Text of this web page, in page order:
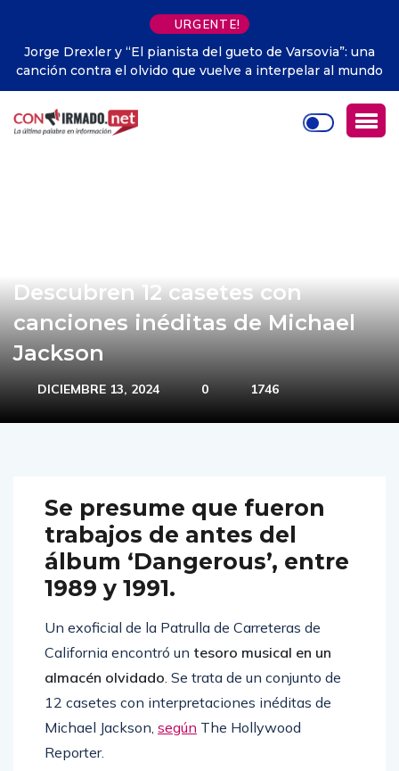
URGENTE!
Jorge Drexler y “El pianista del gueto de Varsovia”: una
canción contra el olvido que vuelve a interpelar al mundo
Descubren 12 casetes con
canciones inéditas de Michael
Jackson
DICIEMBRE 13, 2024 0 1746
Se presume que fueron
trabajos de antes del
álbum ‘Dangerous’, entre
1989 y 1991.
Un exoficial de la Patrulla de Carreteras de
California encontró un tesoro musical en un
almacén olvidado. Se trata de un conjunto de
12 casetes con interpretaciones inéditas de
Michael Jackson, según The Hollywood
Reporter.